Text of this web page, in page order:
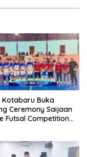
Kotabaru Buka
Ceremony Saijaan
Futsal Competition